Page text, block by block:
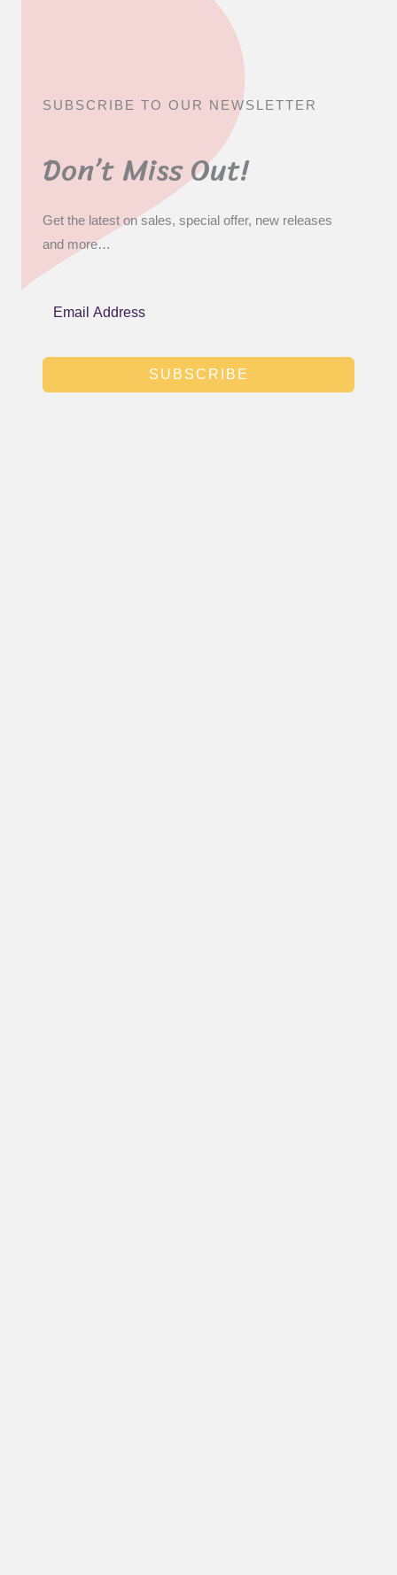
SUBSCRIBE TO OUR NEWSLETTER
Don’t Miss Out!
Get the latest on sales, special offer, new releases
and more…
SUBSCRIBE